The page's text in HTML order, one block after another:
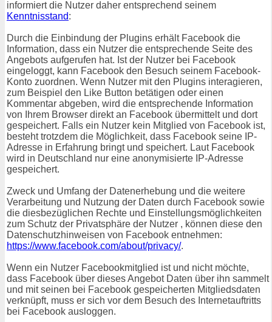
informiert die Nutzer daher entsprechend seinem
Kenntnisstand:
Durch die Einbindung der Plugins erhält Facebook die
Information, dass ein Nutzer die entsprechende Seite des
Angebots aufgerufen hat. Ist der Nutzer bei Facebook
eingeloggt, kann Facebook den Besuch seinem Facebook-
Konto zuordnen. Wenn Nutzer mit den Plugins interagieren,
zum Beispiel den Like Button betätigen oder einen
Kommentar abgeben, wird die entsprechende Information
von Ihrem Browser direkt an Facebook übermittelt und dort
gespeichert. Falls ein Nutzer kein Mitglied von Facebook ist,
besteht trotzdem die Möglichkeit, dass Facebook seine IP-
Adresse in Erfahrung bringt und speichert. Laut Facebook
wird in Deutschland nur eine anonymisierte IP-Adresse
gespeichert.
Zweck und Umfang der Datenerhebung und die weitere
Verarbeitung und Nutzung der Daten durch Facebook sowie
die diesbezüglichen Rechte und Einstellungsmöglichkeiten
zum Schutz der Privatsphäre der Nutzer , können diese den
Datenschutzhinweisen von Facebook entnehmen:
https://www.facebook.com/about/privacy/.
Wenn ein Nutzer Facebookmitglied ist und nicht möchte,
dass Facebook über dieses Angebot Daten über ihn sammelt
und mit seinen bei Facebook gespeicherten Mitgliedsdaten
verknüpft, muss er sich vor dem Besuch des Internetauftritts
bei Facebook ausloggen.